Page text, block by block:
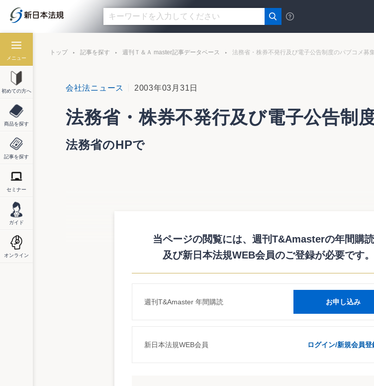
メニュー
初めての方へ
商品を探す
記事を探す
セミナー
ガイド
オンライン
トップ 記事を探す 週刊Ｔ＆Ａ master記事データベース 法務省・株券不発行及び電子公告制度のパブコメ募
会社法ニュース 2003年03月31日
法務省・株券不発行及び電子公告制
法務省のHPで
意見募集期間は３月３１日（月）から４月３０日（水）まで。
当ページの閲覧には、週刊T&Amasterの年間購読
及び新日本法規WEB会員のご登録が必要です。
週刊T&Amaster 年間購読 お申し込み
新日本法規WEB会員 ログイン/新規会員登